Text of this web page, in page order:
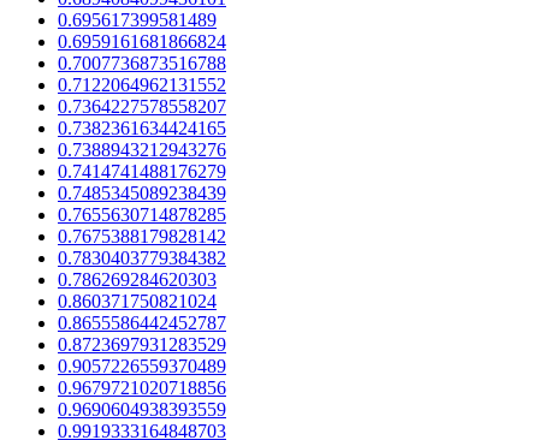
0.695617399581489
0.6959161681866824
0.7007736873516788
0.7122064962131552
0.7364227578558207
0.7382361634424165
0.7388943212943276
0.7414741488176279
0.7485345089238439
0.7655630714878285
0.7675388179828142
0.7830403779384382
0.786269284620303
0.860371750821024
0.8655586442452787
0.8723697931283529
0.9057226559370489
0.9679721020718856
0.9690604938393559
0.9919333164848703